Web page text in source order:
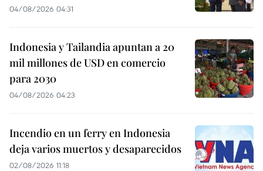
04/08/2026 04:31
Indonesia y Tailandia apuntan a 20
mil millones de USD en comercio
para 2030
04/08/2026 04:23
Incendio en un ferry en Indonesia
deja varios muertos y desaparecidos
02/08/2026 11:18